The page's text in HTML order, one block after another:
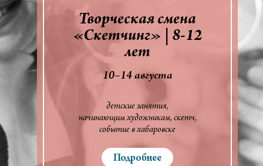
Творческая смена
«Скетчинг» | 8-12
лет
10–14 августа
детские занятия
начинающим художникам скетч
событие в хабаровске
Подробнее